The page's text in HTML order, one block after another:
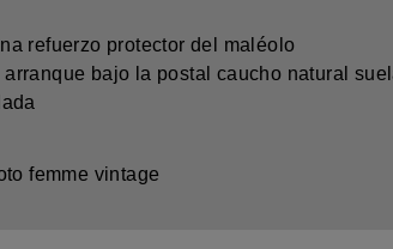
refuerzo protector del maléolo
bajo la postal caucho natural
femme vintage